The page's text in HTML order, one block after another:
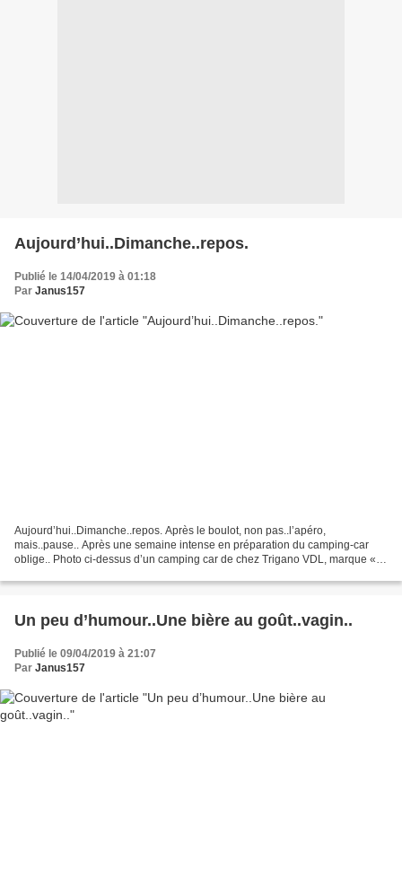
Aujourd’hui..Dimanche..repos.
Publié le 14/04/2019 à 01:18
Par Janus157
Aujourd’hui..Dimanche..repos. Après le boulot, non pas..l’apéro,
mais..pause.. Après une semaine intense en préparation du camping-car
oblige.. Photo ci-dessus d’un camping car de chez Trigano VDL, marque «
Un peu d’humour..Une bière au goût..vagin..
Publié le 09/04/2019 à 21:07
Par Janus157